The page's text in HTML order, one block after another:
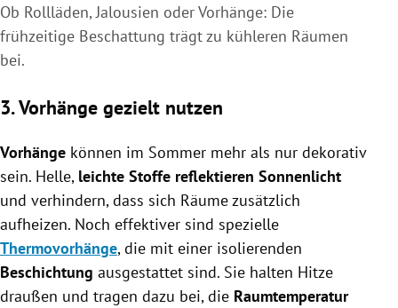
Ob Rollläden, Jalousien oder Vorhänge: Die
frühzeitige Beschattung trägt zu kühleren Räumen
bei.
3. Vorhänge gezielt nutzen
Vorhänge können im Sommer mehr als nur dekorativ
sein. Helle, leichte Stoffe reflektieren Sonnenlicht
und verhindern, dass sich Räume zusätzlich
aufheizen. Noch effektiver sind spezielle
Thermovorhänge, die mit einer isolierenden
Beschichtung ausgestattet sind. Sie halten Hitze
draußen und tragen dazu bei, die Raumtemperatur